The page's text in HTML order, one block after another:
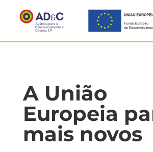
A União
Europeia
mais novos